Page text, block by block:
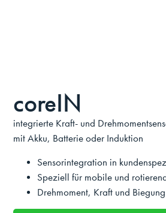
coreIN
integrierte Kraft- und
mit Akku, Batterie oder Induktion
Sensorintegration in
Speziell für mobile und
Drehmoment, Kraft und